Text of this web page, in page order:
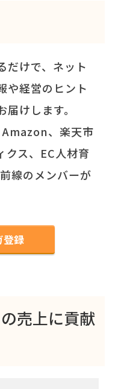
だけで、ネット
や経営のヒント
けします。
、楽天市
クス、EC人材育
線のメンバーが
登録
売上に貢献